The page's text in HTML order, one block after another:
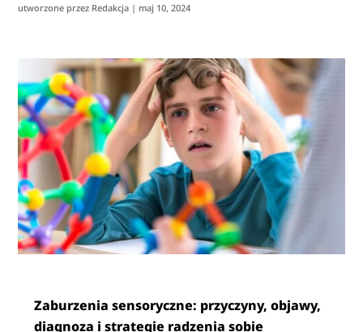
utworzone przez Redakcja | maj 10, 2024
Zaburzenia sensoryczne: przyczyny, objawy,
diagnoza i strategie radzenia sobie